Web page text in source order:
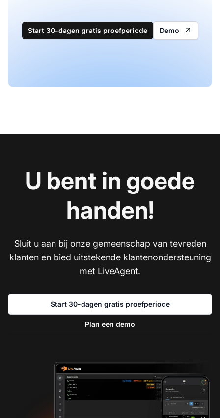
Start 30-dagen gratis proefperiode Demo
U bent in goede
handen!
Sluit u aan bij onze gemeenschap van tevreden
klanten en bied uitstekende klantenondersteuning
met LiveAgent.
Start 30-dagen gratis proefperiode
Plan een demo